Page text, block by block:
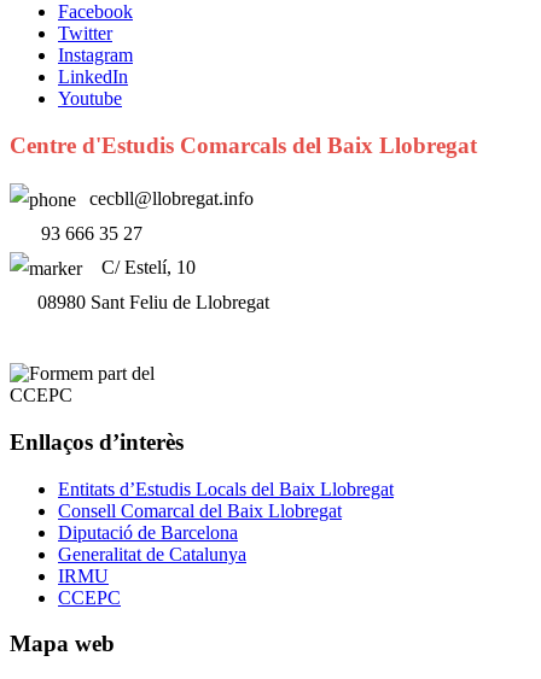
Facebook
Twitter
Instagram
LinkedIn
Youtube
Centre d'Estudis Comarcals del Baix Llobregat
cecbll@llobregat.info
93 666 35 27
C/ Estelí, 10
08980 Sant Feliu de Llobregat
Enllaços d’interès
Entitats d’Estudis Locals del Baix Llobregat
Consell Comarcal del Baix Llobregat
Diputació de Barcelona
Generalitat de Catalunya
IRMU
CCEPC
Mapa web